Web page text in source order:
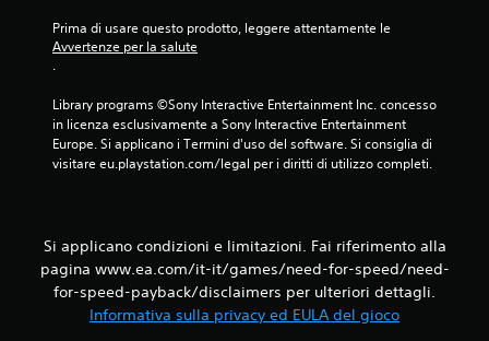
Prima di usare questo prodotto, leggere attentamente le
Avvertenze per la salute
.
Library programs ©Sony Interactive Entertainment Inc. concesso
in licenza esclusivamente a Sony Interactive Entertainment
Europe. Si applicano i Termini d'uso del software. Si consiglia di
visitare eu.playstation.com/legal per i diritti di utilizzo completi.
Si applicano condizioni e limitazioni. Fai riferimento alla
pagina www.ea.com/it-it/games/need-for-speed/need-
for-speed-payback/disclaimers per ulteriori dettagli.
Informativa sulla privacy ed EULA del gioco